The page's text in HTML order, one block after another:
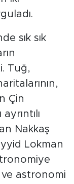
sık sık
Tuğ,
Çin
Nakkaş
Lokman
ve astronomi